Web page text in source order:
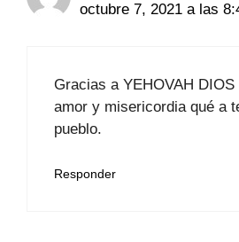
octubre 7, 2021 a las
Gracias a YEHOVAH
amor y misericordia qué a
pueblo.
Responder